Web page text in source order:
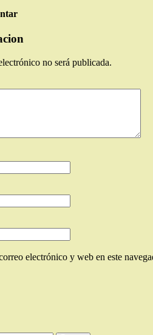
no será publicada.
electrónico y web en este